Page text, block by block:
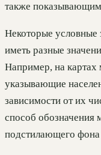
также
Некоторые условные
иметь разные
Например, на картах
указывающие
зависимости от их
способ обозначения
подстилающего фона